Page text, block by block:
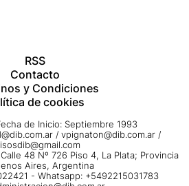
RSS
Contacto
y Condiciones
de cookies
de Inicio: Septiembre 1993
/ vpignaton@dib.com.ar /
48 Nº 726 Piso 4, La Plata; Provincia
Aires, Argentina
- Whatsapp: +5492215031783